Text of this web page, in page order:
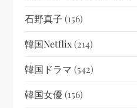
石野真子 (156)
韓国netflix(214)
韓国ドラマ (542)
韓国女優(156)